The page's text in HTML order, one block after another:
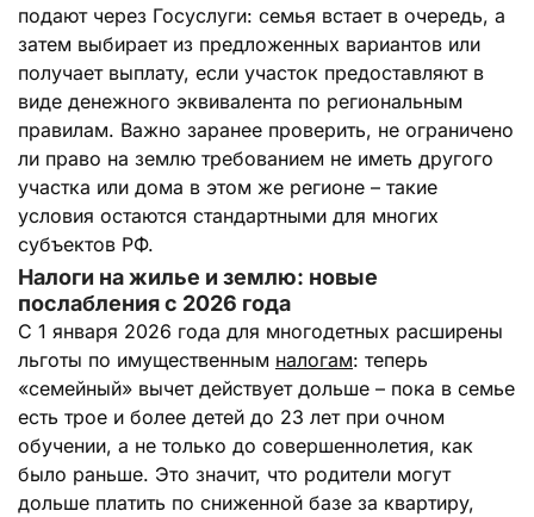
подают через Госуслуги: семья встает в очередь, а
затем выбирает из предложенных вариантов или
получает выплату, если участок предоставляют в
виде денежного эквивалента по региональным
правилам. Важно заранее проверить, не ограничено
ли право на землю требованием не иметь другого
участка или дома в этом же регионе – такие
условия остаются стандартными для многих
субъектов РФ.
Налоги на жилье и землю: новые
послабления с 2026 года
С 1 января 2026 года для многодетных расширены
льготы по имущественным налогам: теперь
«семейный» вычет действует дольше – пока в семье
есть трое и более детей до 23 лет при очном
обучении, а не только до совершеннолетия, как
было раньше. Это значит, что родители могут
дольше платить по сниженной базе за квартиру,